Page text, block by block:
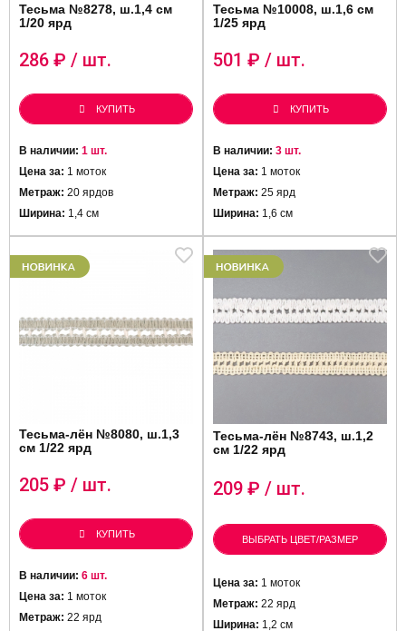
Тесьма №8278, ш.1,4 см
1/20 ярд
286 ₽ / шт.
КУПИТЬ
В наличии: 1 шт.
Цена за: 1 моток
Метраж: 20 ярдов
Ширина: 1,4 см
Тесьма №10008, ш.1,6 см
1/25 ярд
501 ₽ / шт.
КУПИТЬ
В наличии: 3 шт.
Цена за: 1 моток
Метраж: 25 ярд
Ширина: 1,6 см
Тесьма-лён №8080, ш.1,3
см 1/22 ярд
205 ₽ / шт.
КУПИТЬ
В наличии: 6 шт.
Цена за: 1 моток
Метраж: 22 ярд
Тесьма-лён №8743, ш.1,2
см 1/22 ярд
209 ₽ / шт.
ВЫБРАТЬ ЦВЕТ/РАЗМЕР
Цена за: 1 моток
Метраж: 22 ярд
Ширина: 1,2 см